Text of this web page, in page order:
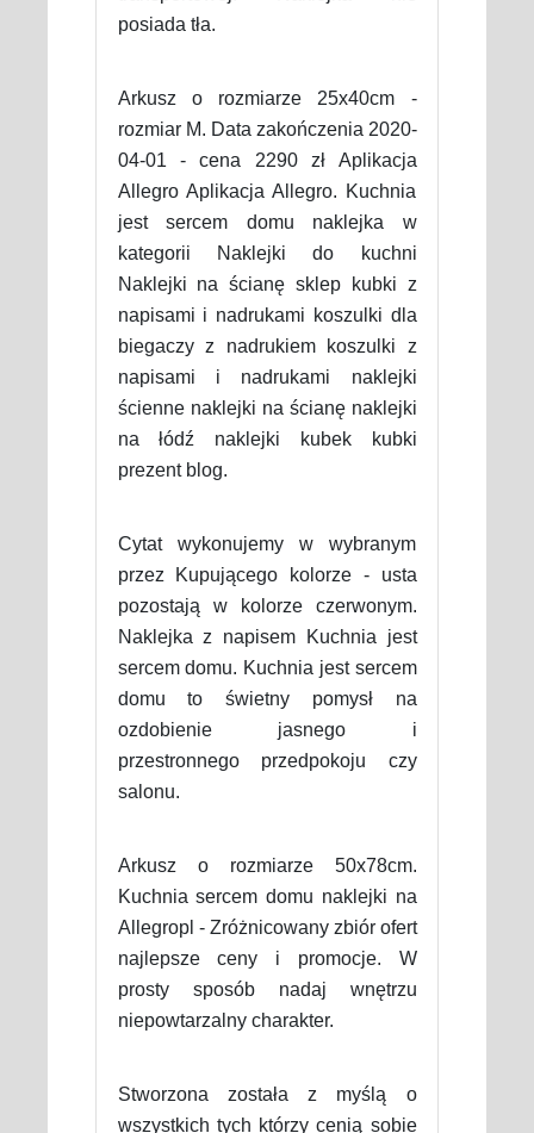
posiada tła.
Arkusz o rozmiarze 25x40cm -
rozmiar M. Data zakończenia 2020-
04-01 - cena 2290 zł Aplikacja
Allegro Aplikacja Allegro. Kuchnia
jest sercem domu naklejka w
kategorii Naklejki do kuchni
Naklejki na ścianę sklep kubki z
napisami i nadrukami koszulki dla
biegaczy z nadrukiem koszulki z
napisami i nadrukami naklejki
ścienne naklejki na ścianę naklejki
na łódź naklejki kubek kubki
prezent blog.
Cytat wykonujemy w wybranym
przez Kupującego kolorze - usta
pozostają w kolorze czerwonym.
Naklejka z napisem Kuchnia jest
sercem domu. Kuchnia jest sercem
domu to świetny pomysł na
ozdobienie jasnego i
przestronnego przedpokoju czy
salonu.
Arkusz o rozmiarze 50x78cm.
Kuchnia sercem domu naklejki na
Allegropl - Zróżnicowany zbiór ofert
najlepsze ceny i promocje. W
prosty sposób nadaj wnętrzu
niepowtarzalny charakter.
Stworzona została z myślą o
wszystkich tych którzy cenią sobie